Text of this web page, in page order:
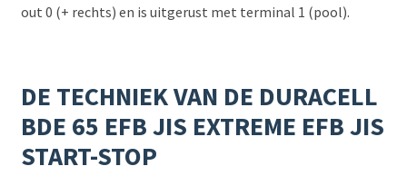
out 0 (+ rechts) en is uitgerust met terminal 1 (pool).
DE TECHNIEK VAN DE DURACELL
BDE 65 EFB JIS EXTREME EFB JIS
START-STOP